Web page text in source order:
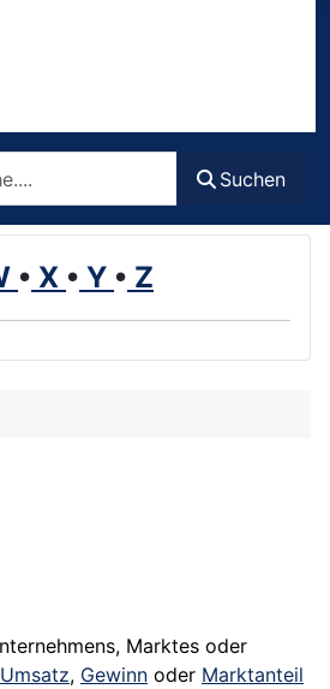
Suchen
• X • Y • Z
Marktes oder
Umsatz, Gewinn oder Marktanteil